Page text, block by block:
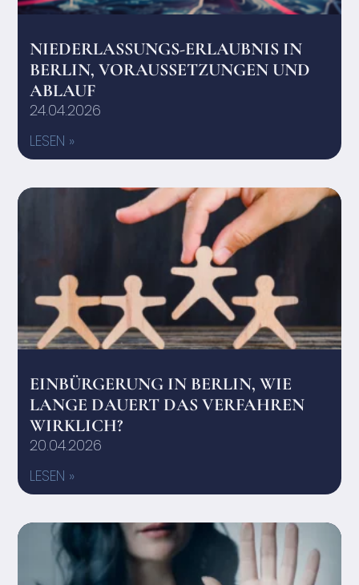
NIEDERLASSUNGS-ERLAUBNIS IN
BERLIN, VORAUSSETZUNGEN UND
ABLAUF
24.04.2026
LESEN »
EINBÜRGERUNG IN BERLIN, WIE
LANGE DAUERT DAS VERFAHREN
WIRKLICH?
20.04.2026
LESEN »